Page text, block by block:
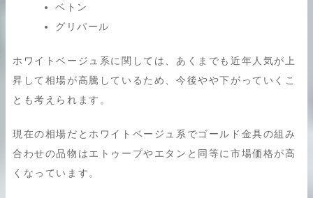
ベトン
グリパール
ホワイトベージュ系に関しては、あくまでも近年人気が上
昇して相場が高騰しているため、今後やや下がっていくこ
とも考えられます。
現在の相場だとホワイトベージュ系でゴールド金具の組み
合わせの品物はエトゥープやエタンと同等に市場価格が高
くなっています。